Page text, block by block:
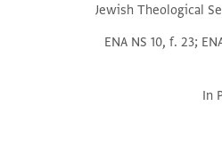
Jewish Theological
ENA NS 10, f. 23;
In